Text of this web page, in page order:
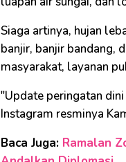
Siaga artinya, hujan
banjir, banjir bandang,
masyarakat, layanan
"Update peringatan
Instagram resminya
Baca Juga: Ramalan